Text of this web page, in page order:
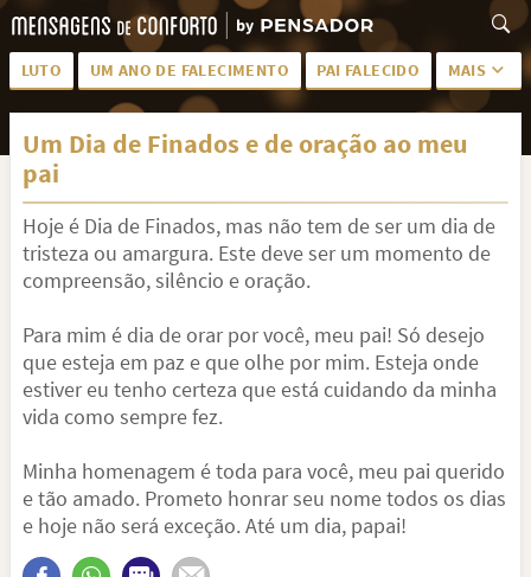
LUTO UM ANO DE FALECIMENTO PAI FALECIDO MAIS
LUTO PARA AMIGA PALAVRAS
PÊSAMES PARA AMIGA DESCANSE EM PAZ
PÊSAMES PARA AMIGO
FRASES DE LUTO PARA AMIGO
TODAS AS CATEGORIAS
Um Dia de Finados e de oração ao meu
pai
Hoje é Dia de Finados, mas não tem de ser um dia de
tristeza ou amargura. Este deve ser um momento de
compreensão, silêncio e oração.
Para mim é dia de orar por você, meu pai! Só desejo
que esteja em paz e que olhe por mim. Esteja onde
estiver eu tenho certeza que está cuidando da minha
vida como sempre fez.
Minha homenagem é toda para você, meu pai querido
e tão amado. Prometo honrar seu nome todos os dias
e hoje não será exceção. Até um dia, papai!